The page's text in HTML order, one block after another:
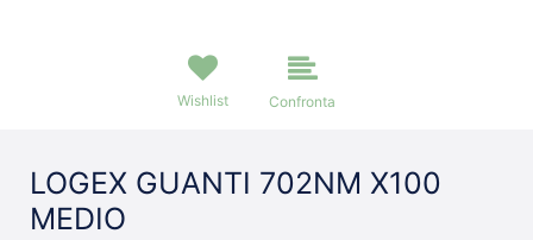
Wishlist Confronta
LOGEX GUANTI 702NM X100
MEDIO